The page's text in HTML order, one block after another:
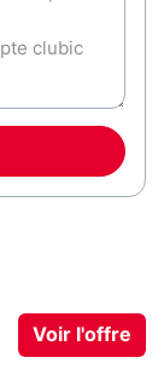
Voir l'offre